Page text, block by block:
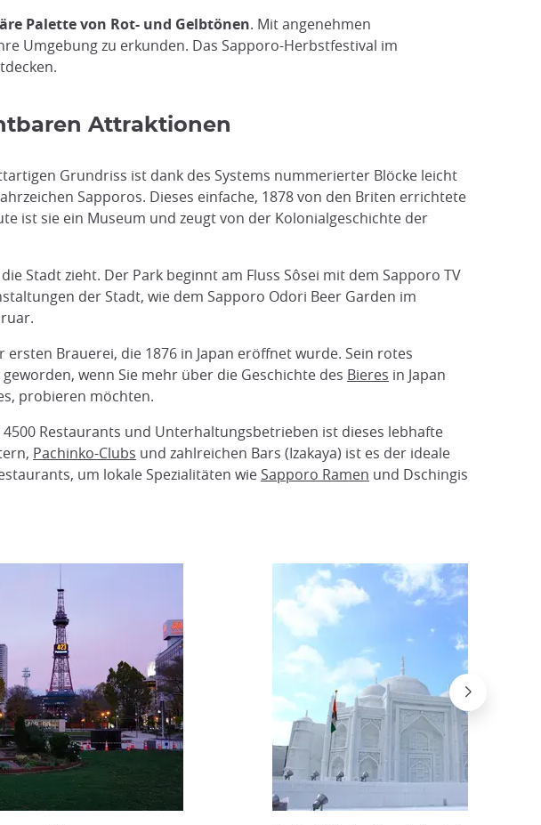
Palette von Rot- und Gelbtönen. Mit angenehmen
Umgebung zu erkunden. Das Sapporo-Herbstfestival im
Attraktionen
Grundriss ist dank des Systems nummerierter Blöcke leicht
Sapporos. Dieses einfache, 1878 von den Briten errichtete
ist sie ein Museum und zeugt von der Kolonialgeschichte der
Stadt zieht. Der Park beginnt am Fluss Sôsei mit dem Sapporo TV
der Stadt, wie dem Sapporo Odori Beer Garden im
ersten Brauerei, die 1876 in Japan eröffnet wurde. Sein rotes
wenn Sie mehr über die Geschichte des Bieres in Japan
probieren möchten.
Restaurants und Unterhaltungsbetrieben ist dieses lebhafte
Pachinko-Clubs und zahlreichen Bars (Izakaya) ist es der ideale
um lokale Spezialitäten wie Sapporo Ramen und Dschingis